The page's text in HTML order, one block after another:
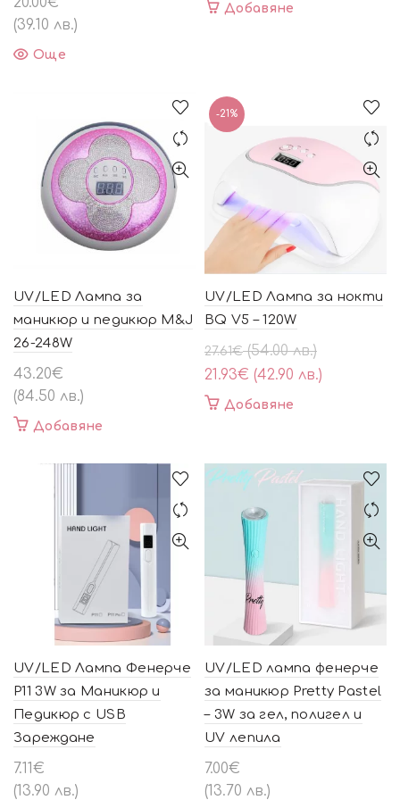
(39.10 лв.)
Още
Добавяне
UV/LED Лампа за
маникюр и педикюр M&J
26-248W
43.20€
(84.50 лв.)
Добавяне
-21%
UV/LED Лампа за нокти
BQ V5 – 120W
27.61€ (54.00 лв.)
Original
price
was:
27.61€
лв.).
21.93€ (42.90 лв.)
Текущата
цена
е:
21.93€
лв.).
Добавяне
UV/LED Лампа Фенерче
P11 3W за Маникюр и
Педикюр с USB
Зареждане
7.11€
(13.90 лв.)
UV/LED лампа фенерче
за маникюр Pretty Pastel
– 3W за гел, полигел и
UV лепила
7.00€
(13.70 лв.)